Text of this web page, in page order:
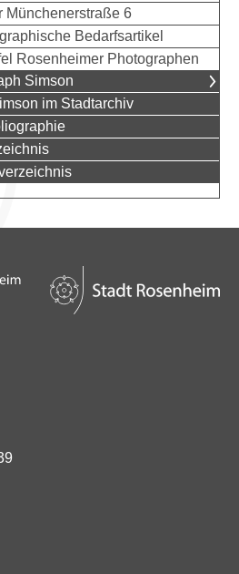
Münchenerstraße 6
Bedarfsartikel
Rosenheimer Photographen
Simson
im Stadtarchiv